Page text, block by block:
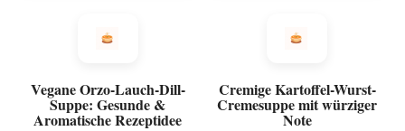
Vegane Orzo-Lauch-Dill-
Suppe: Gesunde &
Aromatische Rezeptidee
Cremige Kartoffel-Wurst-
Cremesuppe mit würziger
Note